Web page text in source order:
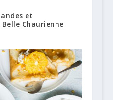
et
Chaurienne